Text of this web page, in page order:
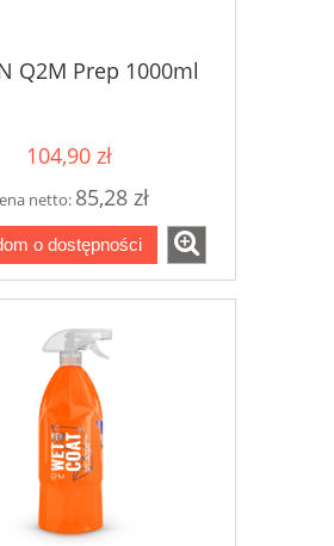
Q2M Prep 1000ml
104,90 zł
netto: 85,28 zł
o dostępności